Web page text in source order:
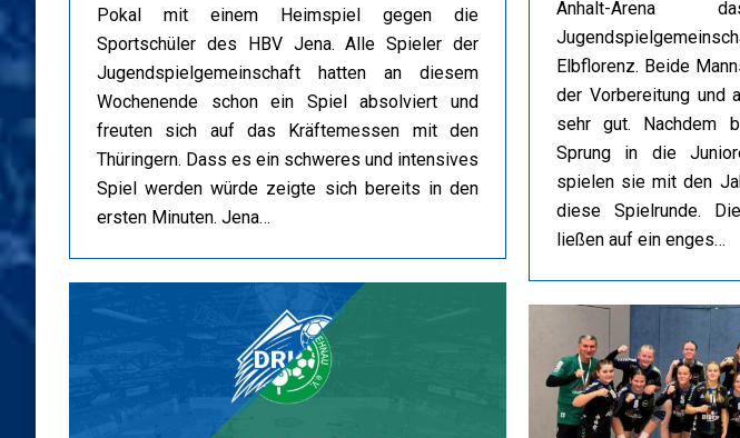
Anhalt-
Elbflorenz. Beide
der Vorbereitung und
sehr gut. Nachdem
Sprung in die
spielen sie mit den
diese Spielrunde.
ließen auf ein enges…
Pokal mit einem Heimspiel gegen die
Sportschüler des HBV Jena. Alle Spieler der
Jugendspielgemeinschaft hatten an diesem
Wochenende schon ein Spiel absolviert und
freuten sich auf das Kräftemessen mit den
Thüringern. Dass es ein schweres und intensives
Spiel werden würde zeigte sich bereits in den
ersten Minuten. Jena…